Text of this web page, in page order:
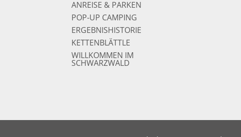
ANREISE & PARKEN
POP-UP CAMPING
ERGEBNISHISTORIE
KETTENBLÄTTLE
WILLKOMMEN IM
SCHWARZWALD